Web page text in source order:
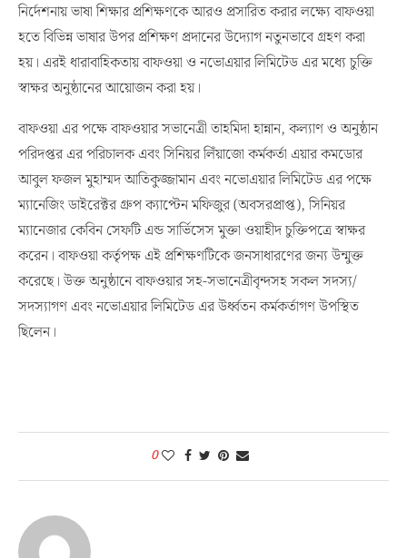
নির্দেশনায় ভাষা শিক্ষার প্রশিক্ষণকে আরও প্রসারিত করার লক্ষ্যে বাফওয়া
হতে বিভিন্ন ভাষার উপর প্রশিক্ষণ প্রদানের উদ্যোগ নতুনভাবে গ্রহণ করা
হয়। এরই ধারাবাহিকতায় বাফওয়া ও নভোএয়ার লিমিটেড এর মধ্যে চুক্তি
স্বাক্ষর অনুষ্ঠানের আয়োজন করা হয়।
বাফওয়া এর পক্ষে বাফওয়ার সভানেত্রী তাহমিদা হান্নান, কল্যাণ ও অনুষ্ঠান
পরিদপ্তর এর পরিচালক এবং সিনিয়র লিঁয়াজো কর্মকর্তা এয়ার কমডোর
আবুল ফজল মুহাম্মদ আতিকুজ্জামান এবং নভোএয়ার লিমিটেড এর পক্ষে
ম্যানেজিং ডাইরেক্টর গ্রুপ ক্যাপ্টেন মফিজুর (অবসরপ্রাপ্ত), সিনিয়র
ম্যানেজার কেবিন সেফটি এন্ড সার্ভিসেস মুক্তা ওয়াহীদ চুক্তিপত্রে স্বাক্ষর
করেন। বাফওয়া কর্তৃপক্ষ এই প্রশিক্ষণটিকে জনসাধারণের জন্য উন্মুক্ত
করেছে। উক্ত অনুষ্ঠানে বাফওয়ার সহ-সভানেত্রীবৃন্দসহ সকল সদস্য/
সদস্যাগণ এবং নভোএয়ার লিমিটেড এর উর্ধ্বতন কর্মকর্তাগণ উপস্থিত
ছিলেন।
0